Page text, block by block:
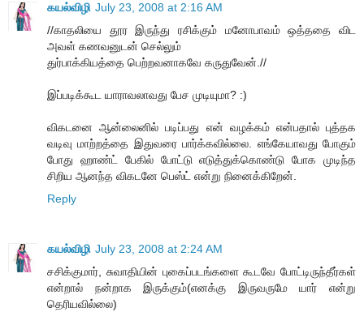
கயல்விழி July 23, 2008 at 2:16 AM
//காதலியை தூர இருந்து ரசிக்கும் மனோபாவம் ஒத்ததை விட
அவள் கணவனுடன் செல்லும்
துர்பாக்கியத்தை பெற்றவனாகவே கருதுவேன்.//
இப்படிக்கூட யாராவலாவது பேச முடியுமா? :)
விகடனை ஆன்லைனில் படிப்பது என் வழக்கம் என்பதால் புத்தக
வடிவு மாற்றத்தை இதுவரை பார்க்கவில்லை. எங்கேயாவது போகும்
போது ஹாண்ட் பேகில் போட்டு எடுத்துக்கொண்டு போக முடிந்த
சிறிய ஆனந்த விகடனே பெஸ்ட் என்று நினைக்கிறேன்.
Reply
கயல்விழி July 23, 2008 at 2:24 AM
சசிக்குமார், சுவாதியின் புகைப்படங்களை கூடவே போட்டிருந்தீர்கள்
என்றால் நன்றாக இருக்கும்(எனக்கு இருவருமே யார் என்று
தெரியவில்லை)